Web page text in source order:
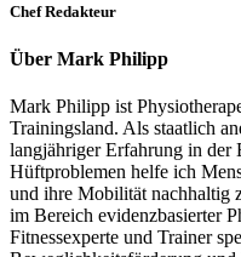
Chef Redakteur
Über Mark Philipp
Mark Philipp ist
Trainingsland. Als staatlich
langjähriger Erfahrung in der
Hüftproblemen helfe ich
und ihre Mobilität nachhaltig
im Bereich evidenzbasierter
Fitnessexperte und Trainer